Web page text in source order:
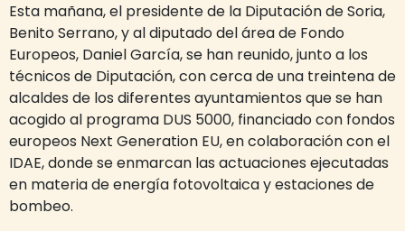
Esta mañana, el presidente de la Diputación de Soria,
Benito Serrano, y al diputado del área de Fondo
Europeos, Daniel García, se han reunido, junto a los
técnicos de Diputación, con cerca de una treintena de
alcaldes de los diferentes ayuntamientos que se han
acogido al programa DUS 5000, financiado con fondos
europeos Next Generation EU, en colaboración con el
IDAE, donde se enmarcan las actuaciones ejecutadas
en materia de energía fotovoltaica y estaciones de
bombeo.